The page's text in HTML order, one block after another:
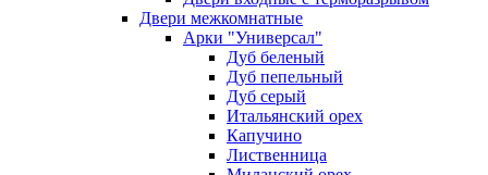
Двери межкомнатные
Арки "Универсал"
Дуб беленый
Дуб пепельный
Дуб серый
Итальянский орех
Капучино
Лиственница